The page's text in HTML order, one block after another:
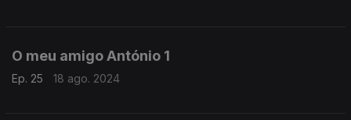
O meu amigo António 1
Ep. 25 18 ago. 2024